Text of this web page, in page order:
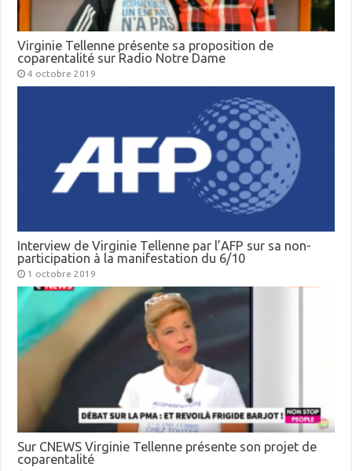
Virginie Tellenne présente sa proposition de
coparentalité sur Radio Notre Dame
4 octobre 2019
Interview de Virginie Tellenne par l’AFP sur sa non-
participation à la manifestation du 6/10
1 octobre 2019
Sur CNEWS Virginie Tellenne présente son projet de
coparentalité